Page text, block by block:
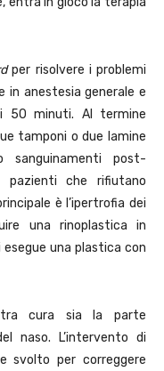
per risolvere i problemi
in anestesia generale e
50 minuti. Al termine
tamponi o due lamine
post-
pazienti che rifiutano
è l’ipertrofia dei
una rinoplastica in
una plastica con
cura sia la parte
naso. L’intervento di
svolto per correggere